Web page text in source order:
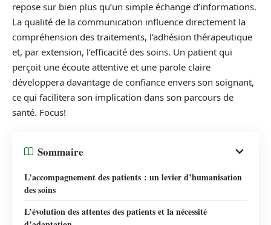
repose sur bien plus qu’un simple échange d’informations.
La qualité de la communication influence directement la
compréhension des traitements, l’adhésion thérapeutique
et, par extension, l’efficacité des soins. Un patient qui
perçoit une écoute attentive et une parole claire
développera davantage de confiance envers son soignant,
ce qui facilitera son implication dans son parcours de
santé. Focus!
Sommaire
L’accompagnement des patients : un levier d’humanisation
des soins
L’évolution des attentes des patients et la nécessité